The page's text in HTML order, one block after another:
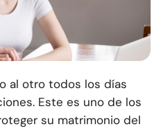
al otro todos los días
Este es uno de los
su matrimonio del